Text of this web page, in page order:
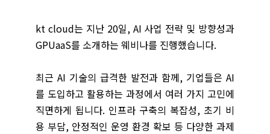
kt cloud는 지난 20일, AI 사업 전략 및 방향성과
GPUaaS를 소개하는 웨비나를 진행했습니다.
최근 AI 기술의 급격한 발전과 함께, 기업들은 AI
를 도입하고 활용하는 과정에서 여러 가지 고민에
직면하게 됩니다. 인프라 구축의 복잡성, 초기 비
용 부담, 안정적인 운영 환경 확보 등 다양한 과제